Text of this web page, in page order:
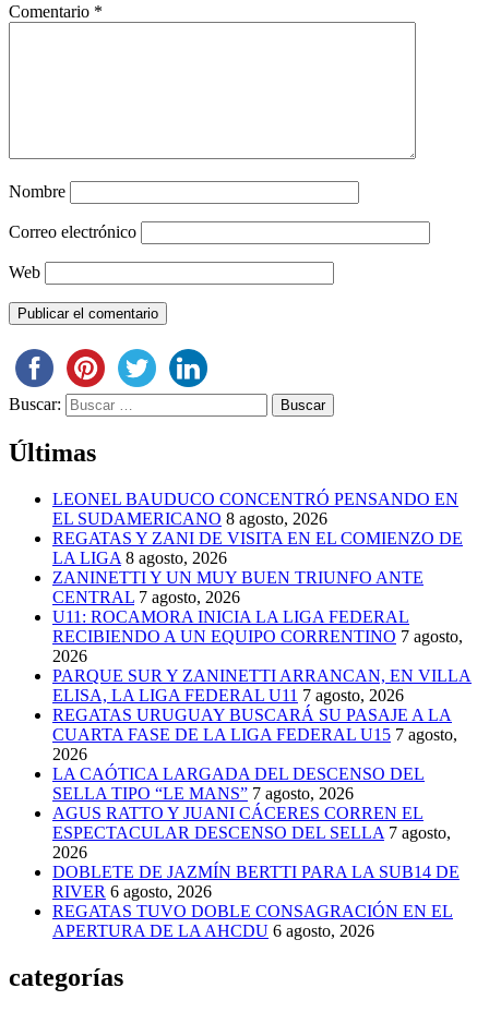
Comentario *
Nombre
Correo electrónico
Web
Buscar:
Últimas
LEONEL BAUDUCO CONCENTRÓ PENSANDO EN
EL SUDAMERICANO 8 agosto, 2026
REGATAS Y ZANI DE VISITA EN EL COMIENZO DE
LA LIGA 8 agosto, 2026
ZANINETTI Y UN MUY BUEN TRIUNFO ANTE
CENTRAL 7 agosto, 2026
U11: ROCAMORA INICIA LA LIGA FEDERAL
RECIBIENDO A UN EQUIPO CORRENTINO 7 agosto,
2026
PARQUE SUR Y ZANINETTI ARRANCAN, EN VILLA
ELISA, LA LIGA FEDERAL U11 7 agosto, 2026
REGATAS URUGUAY BUSCARÁ SU PASAJE A LA
CUARTA FASE DE LA LIGA FEDERAL U15 7 agosto,
2026
LA CAÓTICA LARGADA DEL DESCENSO DEL
SELLA TIPO “LE MANS” 7 agosto, 2026
AGUS RATTO Y JUANI CÁCERES CORREN EL
ESPECTACULAR DESCENSO DEL SELLA 7 agosto,
2026
DOBLETE DE JAZMÍN BERTTI PARA LA SUB14 DE
RIVER 6 agosto, 2026
REGATAS TUVO DOBLE CONSAGRACIÓN EN EL
APERTURA DE LA AHCDU 6 agosto, 2026
categorías